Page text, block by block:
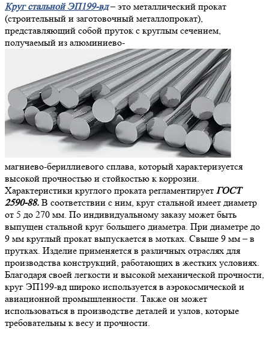
Круг стальной ЭП199-вд– это металлический прокат
(строительный и заготовочный металлопрокат),
представляющий собой пруток с круглым сечением,
получаемый из алюминиево-
магниево-бериллиевого сплава, который характеризуется
высокой прочностью и стойкостью к коррозии.
Характеристики круглого проката регламентирует ГОСТ
2590-88. В соответствии с ним, круг стальной имеет диаметр
от 5 до 270 мм. По индивидуальному заказу может быть
выпущен стальной круг большего диаметра. При диаметре до
9 мм круглый прокат выпускается в мотках. Свыше 9 мм – в
прутках. Изделие применяется в различных отраслях для
производства конструкций, работающих в жестких условиях.
Благодаря своей легкости и высокой механической прочности,
круг ЭП199-вд широко используется в аэрокосмической и
авиационной промышленности. Также он может
использоваться в производстве деталей и узлов, которые
требовательны к весу и прочности.